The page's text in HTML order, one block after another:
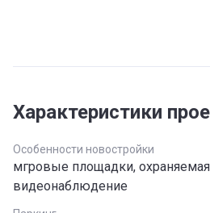
Характеристики
Особенности новостройки
мгровые площадки, охраняемая
видеонаблюдение